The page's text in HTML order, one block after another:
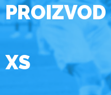
PROIZVOD
XS